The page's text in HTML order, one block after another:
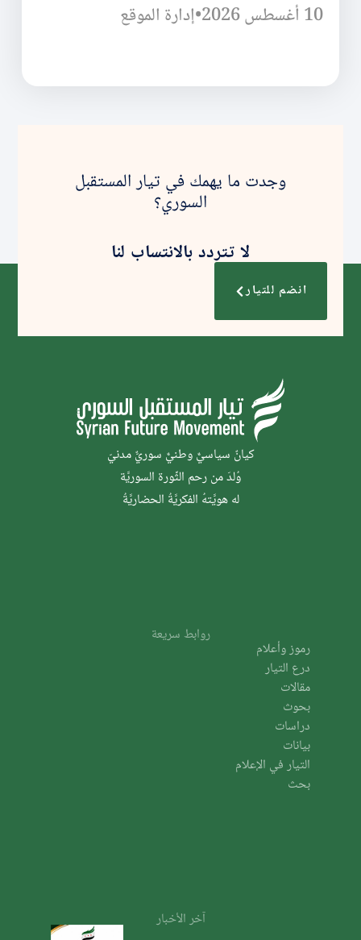
10 أغسطس 2026
•إدارة الموقع
وجدت ما يهمك في تيار المستقبل
السوري؟
لا تتردد بالانتساب لنا
انضم للتيار
كيانٌ سياسيٌّ وطنيٌّ سوريٌّ مدنيّ
وُلدَ من رحم الثَّورة السوريَّة
له هويَّتهُ الفكريَّةُ الحضاريَّةُ
روابط سريعة
رموز وأعلام
درع التيار
مقالات
بحوث
دراسات
بيانات
التيار في الإعلام
بحث
آخر الأخبار